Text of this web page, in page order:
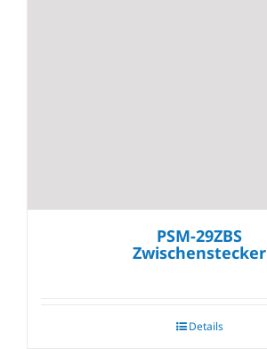
PSM-29ZBS
Zwischenstecker
Details